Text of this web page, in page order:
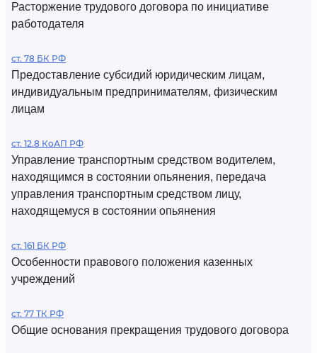
Расторжение трудового договора по инициативе
работодателя
ст. 78 БК РФ
Предоставление субсидий юридическим лицам,
индивидуальным предпринимателям, физическим
лицам
ст. 12.8 КоАП РФ
Управление транспортным средством водителем,
находящимся в состоянии опьянения, передача
управления транспортным средством лицу,
находящемуся в состоянии опьянения
ст. 161 БК РФ
Особенности правового положения казенных
учреждений
ст. 77 ТК РФ
Общие основания прекращения трудового договора